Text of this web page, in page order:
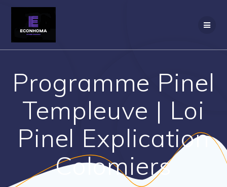
Programme Pinel
Templeuve | Loi
Pinel Explication
Colomiers